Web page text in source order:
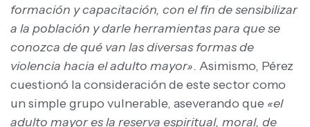
formación y capacitación, con el fin de sensibilizar
a la población y darle herramientas para que se
conozca de qué van las diversas formas de
violencia hacia el adulto mayor». Asimismo, Pérez
cuestionó la consideración de este sector como
un simple grupo vulnerable, aseverando que «el
adulto mayor es la reserva espiritual, moral, de